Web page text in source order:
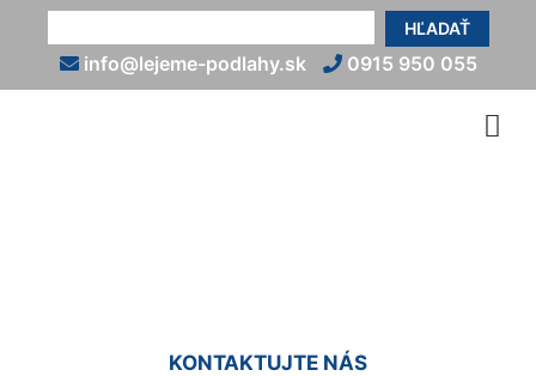
HĽADAŤ
info@lejeme-podlahy.sk 0915 950 055
KONTAKTUJTE NÁS